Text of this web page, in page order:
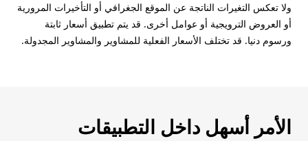
ولا تعكس التغيرات الناتجة عن الموقع الجغرافي أو التأخيرات المرورية
أو العروض الترويجية أو عوامل أخرى. قد يتم تطبيق أسعار ثابتة
ورسوم دنيا. قد تختلف الأسعار الفعلية للمشاوير والمشاوير المجدولة.
الأمر أسهل داخل التطبيقات